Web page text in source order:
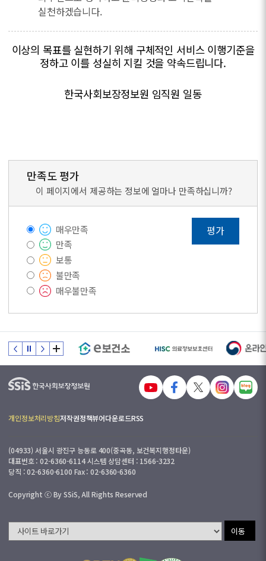
실천하겠습니다.
이상의 목표를 실현하기 위해 구체적인 서비스 이행기준을
정하고 이를 성실히 지킬 것을 약속드립니다.
한국사회보장정보원 임직원 일동
만족도 평가
이 페이지에서 제공하는 정보에 얼마나 만족하십니까?
매우만족
만족
보통
불만족
매우불만족
평가
개인정보처리방침저작권정책뷰어다운로드RSS
(04933) 서울시 광진구 능동로 400(중곡동, 보건복지행정타운)
대표번호 : 02-6360-6114 시스템 상담센터 : 1566-3232
당직 : 02-6360-6100 Fax : 02-6360-6360
Copyright ⓒ By SSiS, All Rights Reserved
이동